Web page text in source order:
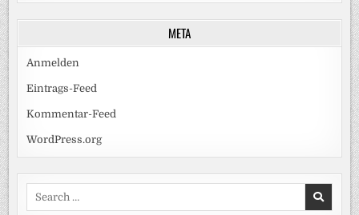
META
Anmelden
Eintrags-Feed
Kommentar-Feed
WordPress.org
Search